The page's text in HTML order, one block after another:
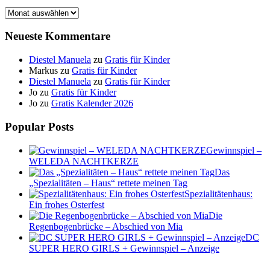
Archiv
Neueste Kommentare
Diestel Manuela zu Gratis für Kinder
Markus zu Gratis für Kinder
Diestel Manuela zu Gratis für Kinder
Jo zu Gratis für Kinder
Jo zu Gratis Kalender 2026
Popular Posts
Gewinnspiel –
WELEDA NACHTKERZE
Das
„Spezialitäten – Haus“ rettete meinen Tag
Spezialitätenhaus:
Ein frohes Osterfest
Die
Regenbogenbrücke – Abschied von Mia
DC
SUPER HERO GIRLS + Gewinnspiel – Anzeige